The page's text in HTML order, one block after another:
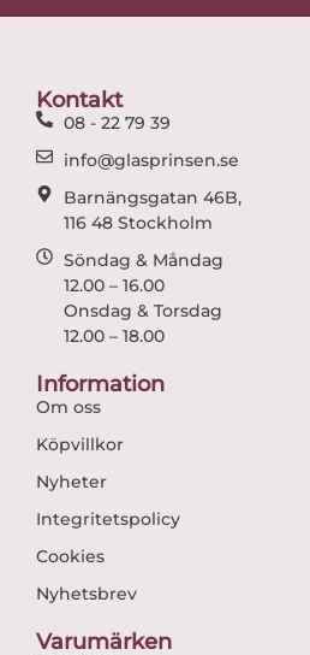
Kontakt
08 - 22 79 39
info@glasprinsen.se
Barnängsgatan 46B,
116 48 Stockholm
Söndag & Måndag
12.00 – 16.00
Onsdag & Torsdag
12.00 – 18.00
Information
Om oss
Köpvillkor
Nyheter
Integritetspolicy
Cookies
Nyhetsbrev
Varumärken